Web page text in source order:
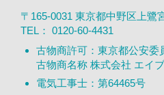
〒165-0031 東京都中野区上鷺
TEL： 0120-60-4431
古物商許可：東京都公安委
古物商名称 株式会社 エイ
電気工事士：第64465号